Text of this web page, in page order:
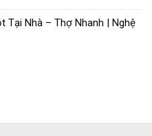
Tại Nhà – Thợ Nhanh | Nghệ